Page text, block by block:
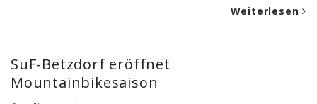
Weiterlesen
SuF-Betzdorf eröffnet
Mountainbikesaison